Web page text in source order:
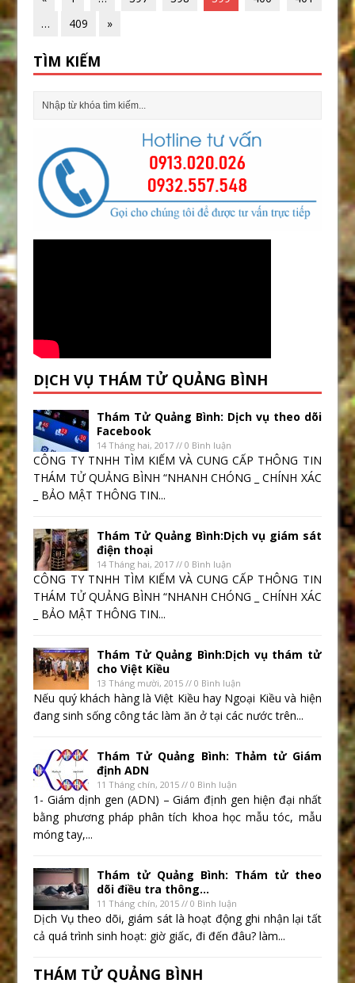
…
409 »
TÌM KIẾM
DỊCH VỤ THÁM TỬ QUẢNG BÌNH
Thám Tử Quảng Bình: Dịch vụ theo dõi
Facebook
14 Tháng hai, 2017 // 0 Bình luận
CÔNG TY TNHH TÌM KIẾM VÀ CUNG CẤP THÔNG TIN
THÁM TỬ QUẢNG BÌNH “NHANH CHÓNG _ CHÍNH XÁC
_ BẢO MẬT THÔNG TIN...
Thám Tử Quảng Bình:Dịch vụ giám sát
điện thoại
14 Tháng hai, 2017 // 0 Bình luận
CÔNG TY TNHH TÌM KIẾM VÀ CUNG CẤP THÔNG TIN
THÁM TỬ QUẢNG BÌNH “NHANH CHÓNG _ CHÍNH XÁC
_ BẢO MẬT THÔNG TIN...
Thám Tử Quảng Bình:Dịch vụ thám tử
cho Việt Kiều
13 Tháng mười, 2015 // 0 Bình luận
Nếu quý khách hàng là Việt Kiều hay Ngoại Kiều và hiện
đang sinh sống công tác làm ăn ở tại các nước trên...
Thám Tử Quảng Bình: Thảm tử Giám
định ADN
11 Tháng chín, 2015 // 0 Bình luận
1- Giám dịnh gen (ADN) – Giám định gen hiện đại nhất
bằng phương pháp phân tích khoa học mẫu tóc, mẫu
móng tay,...
Thám tử Quảng Bình: Thám tử theo
dõi điều tra thông...
11 Tháng chín, 2015 // 0 Bình luận
Dịch Vụ theo dõi, giám sát là hoạt động ghi nhận lại tất
cả quá trình sinh hoạt: giờ giấc, đi đến đâu? làm...
THÁM TỬ QUẢNG BÌNH